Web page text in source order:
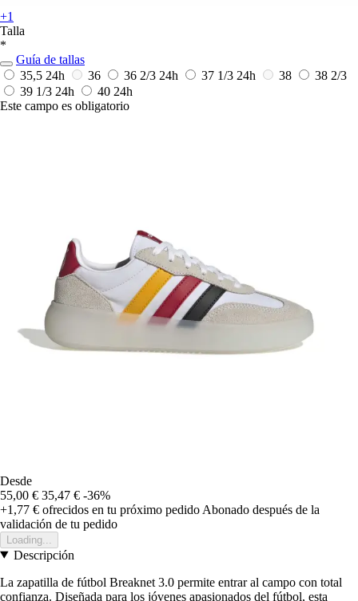
+1
Talla
*
Guía de tallas
35,5 24h 36 36 2/3 24h 37 1/3 24h 38
38 2/3
39 1/3 24h 40 24h
Este campo es obligatorio
Desde
55,00 € 35,47 € -36%
+1,77 € ofrecidos en tu próximo pedido Abonado después de la
validación de tu pedido
Loading...
Descripción
La zapatilla de fútbol Breaknet 3.0 permite entrar al campo con total
confianza. Diseñada para los jóvenes apasionados del fútbol, esta